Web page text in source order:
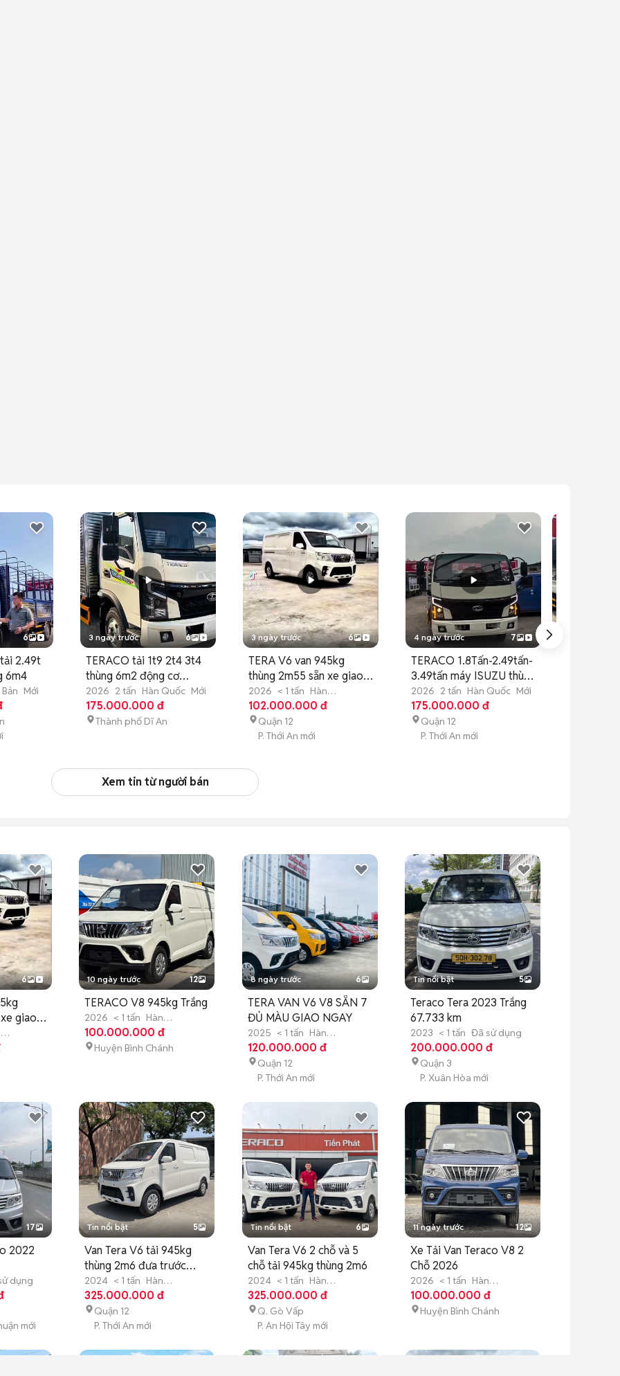
6
2.49t
6m4
Mới
3 ngày trước 6
TERACO tải 1t9 2t4 3t4
thùng 6m2 động cơ
ISUZU
2026 2 tấn Hàn Quốc Mới
175.000.000 đ
Thành phố Dĩ An
3 ngày trước 6
TERA V6 van 945kg
thùng 2m55 sẵn xe giao
ngay
2026 < 1 tấn Hàn
Quốc Mới
102.000.000 đ
Quận 12
P. Thới An mới
4 ngày trước 7
TERACO 1.8Tấn-2.49tấn-
3.49tấn máy ISUZU thùng
6m2
2026 2 tấn Hàn Quốc Mới
175.000.000 đ
Quận 12
P. Thới An mới
Xem tin từ người bán
6
giao
10 ngày trước 12
TERACO V8 945kg Trắng
2026 < 1 tấn Hàn
Quốc Mới
100.000.000 đ
Huyện Bình Chánh
8 ngày trước 6
TERA VAN V6 V8 SẴN 7
ĐỦ MÀU GIAO NGAY
2025 < 1 tấn Hàn
Quốc Mới
120.000.000 đ
Quận 12
P. Thới An mới
Tin nổi bật 5
Teraco Tera 2023 Trắng
67.733 km
2023 < 1 tấn Đã sử dụng
200.000.000 đ
Quận 3
P. Xuân Hòa mới
17
2022
dụng
mới
Tin nổi bật 5
Van Tera V6 tải 945kg
thùng 2m6 đưa trước
110tr
2024 < 1 tấn Hàn
Quốc Mới
325.000.000 đ
Quận 12
P. Thới An mới
Tin nổi bật 6
Van Tera V6 2 chỗ và 5
chỗ tải 945kg thùng 2m6
2024 < 1 tấn Hàn
Quốc Mới
325.000.000 đ
Q. Gò Vấp
P. An Hội Tây mới
11 ngày trước 12
Xe Tải Van Teraco V8 2
Chỗ 2026
2026 < 1 tấn Hàn
Quốc Mới
100.000.000 đ
Huyện Bình Chánh